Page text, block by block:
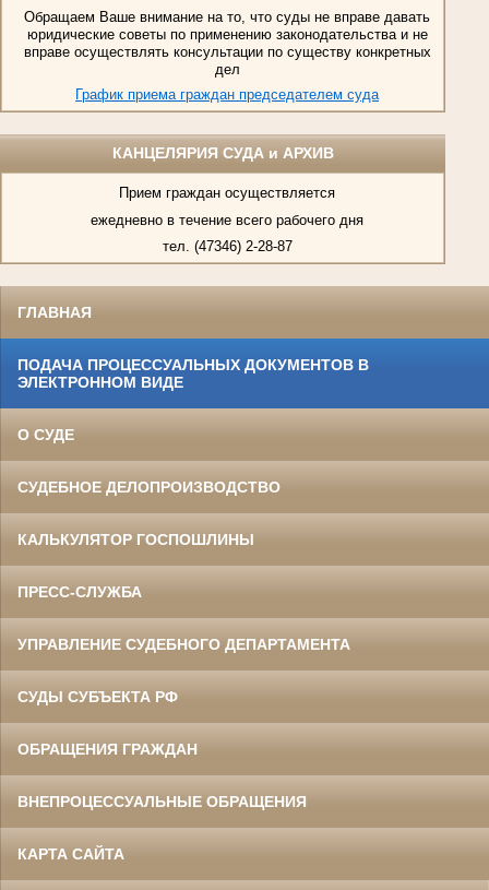
Обращаем Ваше внимание на то, что суды не вправе давать
юридические советы по применению законодательства и не
вправе осуществлять консультации по существу конкретных
дел
График приема граждан председателем суда
КАНЦЕЛЯРИЯ СУДА и АРХИВ
Прием граждан осуществляется
ежедневно в течение всего рабочего дня
тел. (47346) 2-28-87
ГЛАВНАЯ
ПОДАЧА ПРОЦЕССУАЛЬНЫХ ДОКУМЕНТОВ В
ЭЛЕКТРОННОМ ВИДЕ
О СУДЕ
СУДЕБНОЕ ДЕЛОПРОИЗВОДСТВО
КАЛЬКУЛЯТОР ГОСПОШЛИНЫ
ПРЕСС-СЛУЖБА
УПРАВЛЕНИЕ СУДЕБНОГО ДЕПАРТАМЕНТА
СУДЫ СУБЪЕКТА РФ
ОБРАЩЕНИЯ ГРАЖДАН
ВНЕПРОЦЕССУАЛЬНЫЕ ОБРАЩЕНИЯ
КАРТА САЙТА